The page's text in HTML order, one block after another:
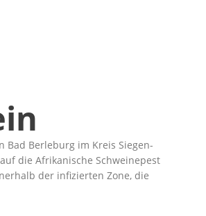
Bad Berleburg im Kreis Siegen-
die Afrikanische Schweinepest
der infizierten Zone, die